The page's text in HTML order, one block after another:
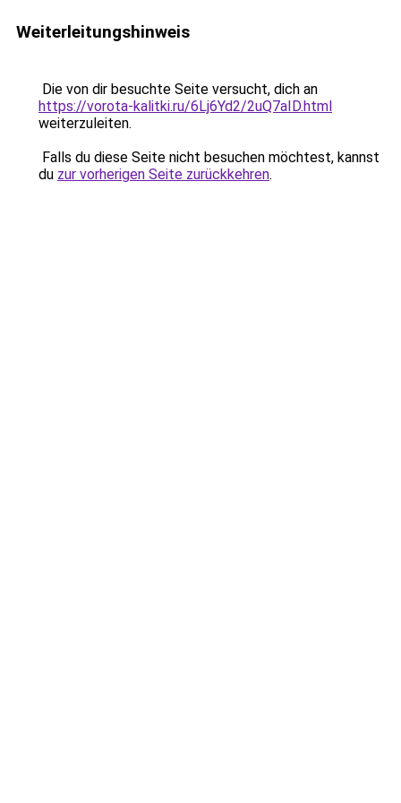
Weiterleitungshinweis
Die von dir besuchte Seite versucht, dich an
https://vorota-kalitki.ru/6Lj6Yd2/2uQ7aID.html
weiterzuleiten.
Falls du diese Seite nicht besuchen möchtest, kannst
du zur vorherigen Seite zurückkehren.